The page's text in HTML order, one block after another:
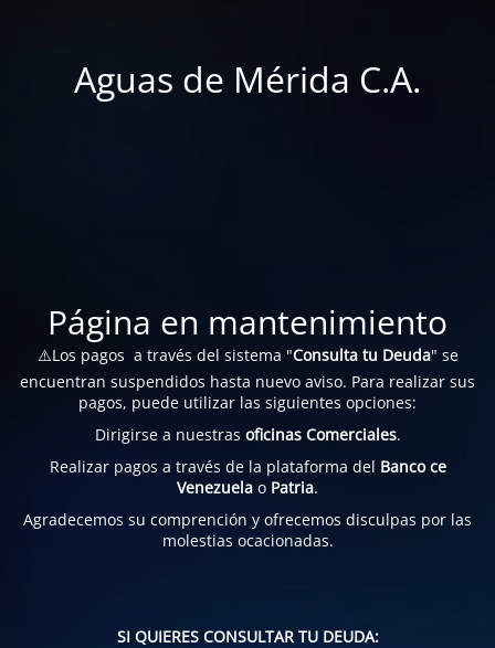
Aguas de Mérida C.A.
Página en mantenimiento
⚠️Los pagos a través del sistema "Consulta tu Deuda" se
encuentran suspendidos hasta nuevo aviso. Para realizar sus
pagos, puede utilizar las siguientes opciones:
Dirigirse a nuestras oficinas Comerciales.
Realizar pagos a través de la plataforma del Banco ce
Venezuela o Patria.
Agradecemos su comprención y ofrecemos disculpas por las
molestias ocacionadas.
SI QUIERES CONSULTAR TU DEUDA: